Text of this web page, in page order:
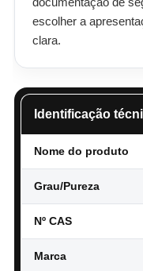
escolher a
clara.
Identificação
Nome do produto
Grau/Pureza
Nº CAS
Marca